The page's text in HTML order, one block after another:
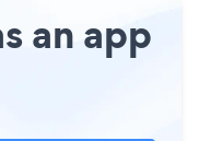
an app